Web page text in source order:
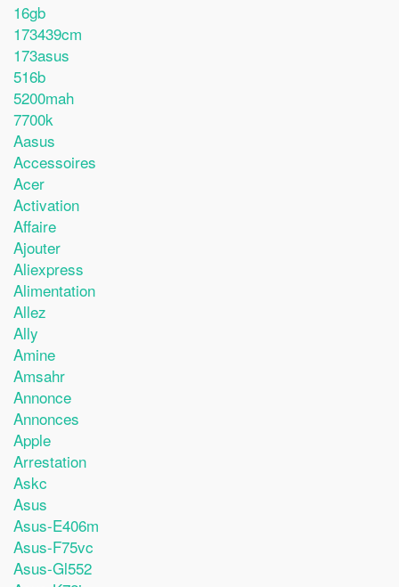
16gb
173439cm
173asus
516b
5200mah
7700k
Aasus
Accessoires
Acer
Activation
Affaire
Ajouter
Aliexpress
Alimentation
Allez
Ally
Amine
Amsahr
Annonce
Annonces
Apple
Arrestation
Askc
Asus
Asus-E406m
Asus-F75vc
Asus-Gl552